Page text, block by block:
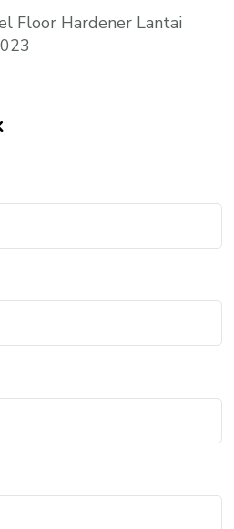
Floor Hardener Lantai